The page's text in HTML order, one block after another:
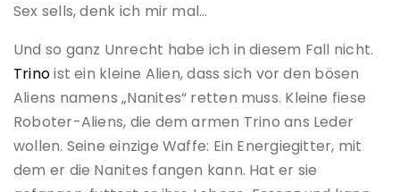
Sex sells, denk ich mir mal…
Und so ganz Unrecht habe ich in diesem Fall nicht.
Trinoist ein kleine Alien, dass sich vor den bösen
Aliens namens „Nanites“ retten muss. Kleine fiese
Roboter-Aliens, die dem armen Trino ans Leder
wollen. Seine einzige Waffe: Ein Energiegitter, mit
dem er die Nanites fangen kann. Hat er sie